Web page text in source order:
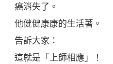
癌消失了。
他健健康康的生活著。
告訴大家：
這就是「上師相應」！